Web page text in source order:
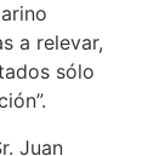
a relevar,
sólo
Juan